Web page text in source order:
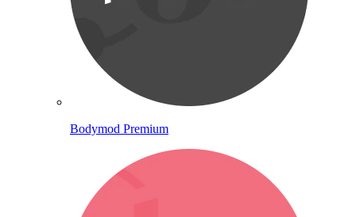
Bodymod Premium